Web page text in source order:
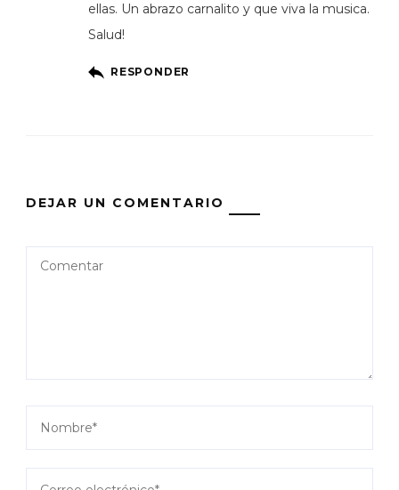
ellas. Un abrazo carnalito y que viva la musica.
Salud!
RESPONDER
DEJAR UN COMENTARIO